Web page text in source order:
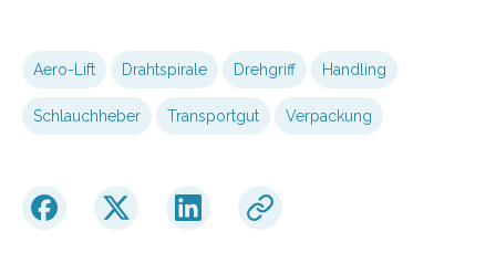
Aero-Lift Drahtspirale Drehgriff Handling
Schlauchheber Transportgut Verpackung